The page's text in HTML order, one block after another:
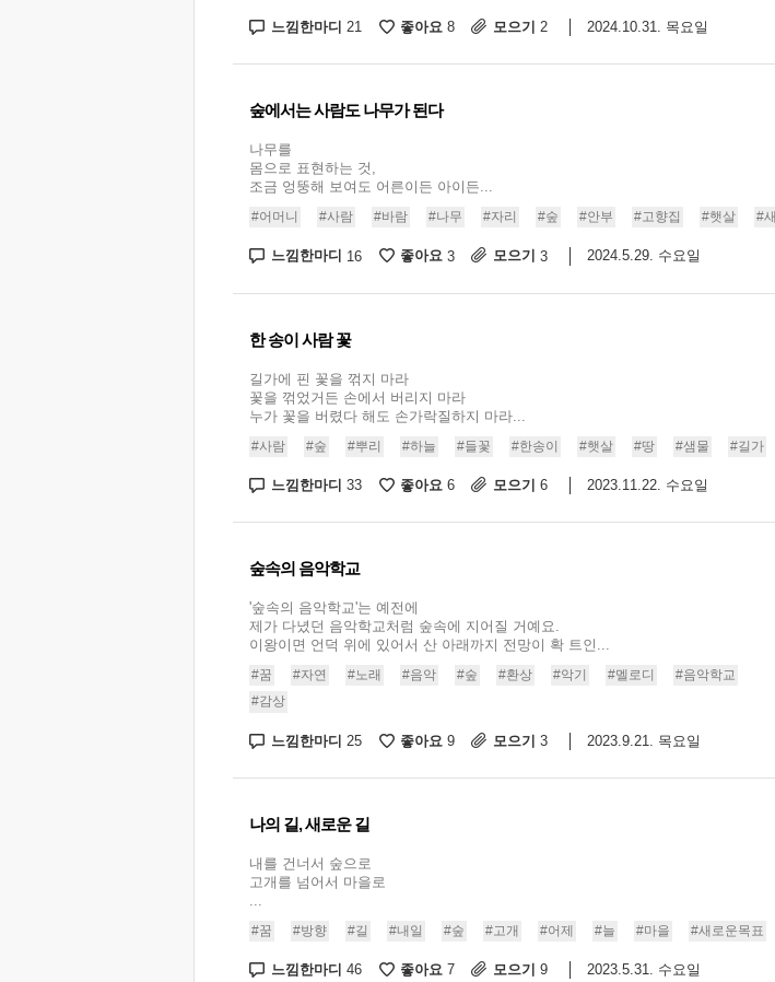
느낌한마디 21 좋아요 8 모으기 2 2024.10.31. 목요일
숲에서는 사람도 나무가 된다
나무를
몸으로 표현하는 것,
조금 엉뚱해 보여도 어른이든 아이든...
#어머니 #사람 #바람 #나무 #자리 #숲 #안부 #고향집 #햇살 #새
느낌한마디 16 좋아요 3 모으기 3 2024.5.29. 수요일
한 송이 사람 꽃
길가에 핀 꽃을 꺾지 마라
꽃을 꺾었거든 손에서 버리지 마라
누가 꽃을 버렸다 해도 손가락질하지 마라...
#사람 #숲 #뿌리 #하늘 #들꽃 #한송이 #햇살 #땅 #샘물 #길가
느낌한마디 33 좋아요 6 모으기 6 2023.11.22. 수요일
숲속의 음악학교
'숲속의 음악학교'는 예전에
제가 다녔던 음악학교처럼 숲속에 지어질 거예요.
이왕이면 언덕 위에 있어서 산 아래까지 전망이 확 트인...
#꿈 #자연 #노래 #음악 #숲 #환상 #악기 #멜로디
#음악학교
#감상
느낌한마디 25 좋아요 9 모으기 3 2023.9.21. 목요일
나의 길, 새로운 길
내를 건너서 숲으로
고개를 넘어서 마을로
#꿈 #방향 #길 #내일 #숲 #고개 #어제 #늘 #마을 #새로운목표
느낌한마디 46 좋아요 7 모으기 9 2023.5.31. 수요일